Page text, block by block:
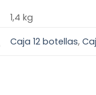
1,4 kg
Caja 12 botellas,